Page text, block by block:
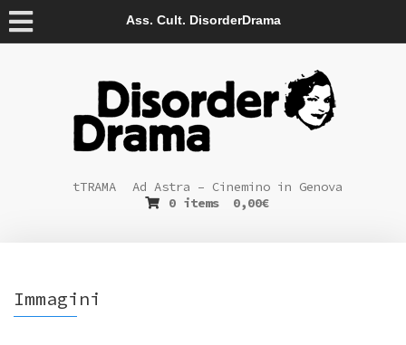
Ass. Cult. DisorderDrama
tTRAMA
Ad Astra – Cinemino in Genova
0 items
0,00€
Immagini